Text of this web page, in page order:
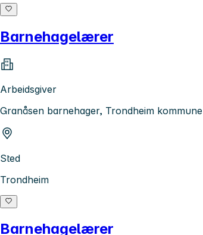
Barnehagelærer
Arbeidsgiver
Granåsen barnehager, Trondheim kommune
Sted
Trondheim
Barnehagelærer